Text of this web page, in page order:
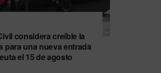
considera creíble la
para una nueva entrada
el 15 de agosto